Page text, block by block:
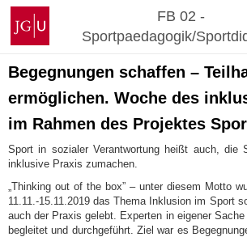
Zum
Inhalt
springen
Johannes
Gutenberg-
Universität
Mainz
FB 02 -
Sportpaedagogik/
Begegnungen schaffen –
ermöglichen. Woche des
im Rahmen des Projektes
Sport in sozialer Verantwortung heißt auch, die
inklusive Praxis zumachen.
„Thinking out of the box” – unter diesem Motto
11.11.-15.11.2019 das Thema Inklusion im Sport
auch der Praxis gelebt. Experten in eigener
begleitet und durchgeführt. Ziel war es